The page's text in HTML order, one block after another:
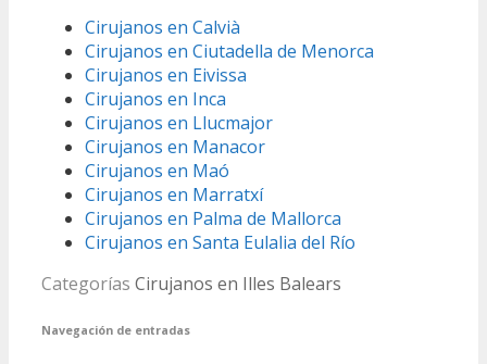
Cirujanos en Calvià
Cirujanos en Ciutadella de Menorca
Cirujanos en Eivissa
Cirujanos en Inca
Cirujanos en Llucmajor
Cirujanos en Manacor
Cirujanos en Maó
Cirujanos en Marratxí
Cirujanos en Palma de Mallorca
Cirujanos en Santa Eulalia del Río
Categorías Cirujanos en Illes Balears
Navegación de entradas